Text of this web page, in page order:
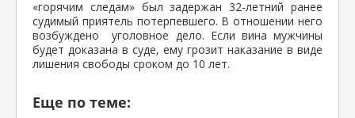
«горячим следам» был задержан 32-летний ранее
судимый приятель потерпевшего. В отношении него
возбуждено уголовное дело. Если вина мужчины
будет доказана в суде, ему грозит наказание в виде
лишения свободы сроком до 10 лет.
Еще по теме: